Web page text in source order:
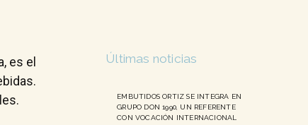
es el
Últimas noticias
EMBUTIDOS ORTIZ SE INTEGRA EN
GRUPO DON 1990, UN REFERENTE
CON VOCACIÓN INTERNACIONAL